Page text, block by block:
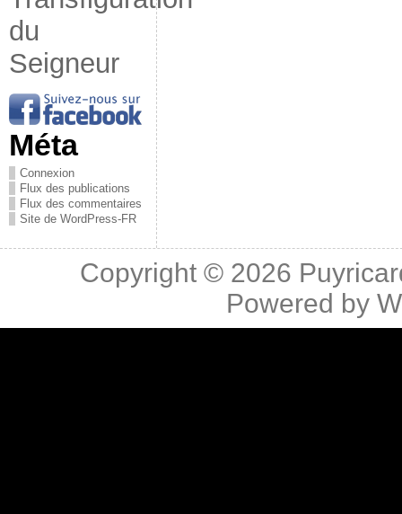
du
Seigneur
Méta
Connexion
Flux des publications
Flux des commentaires
Site de WordPress-FR
Copyright © 2026
Powered by